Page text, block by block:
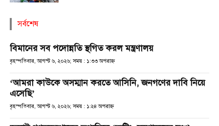
সর্বশেষ
বিমানের সব পদোন্নতি স্থগিত করল মন্ত্রণালয়
বৃহস্পতিবার, আগস্ট ৬, ২০২৬; সময় : ১:৩৩ অপরাহ্ণ
‘আমরা কাউকে অসম্মান করতে আসিনি, জনগণের দাবি নিয়ে
এসেছি’
বৃহস্পতিবার, আগস্ট ৬, ২০২৬; সময় : ১:২৪ অপরাহ্ণ